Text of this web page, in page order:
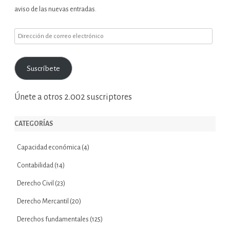
aviso de las nuevas entradas.
Dirección
correo
electrónico
Suscríbete
Únete a otros 2.002 suscriptores
CATEGORÍAS
Capacidad económica (4)
Contabilidad (14)
Derecho Civil (23)
Derecho Mercantil (20)
Derechos fundamentales (125)